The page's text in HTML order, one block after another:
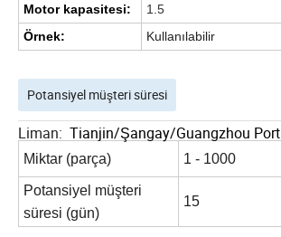
Motor kapasitesi: 1.5
Örnek: Kullanılabilir
Potansiyel müşteri süresi
Liman: Tianjin/Şangay/Guangzhou Port
Miktar (parça) 1 - 1000
Potansiyel müşteri
süresi (gün)
15